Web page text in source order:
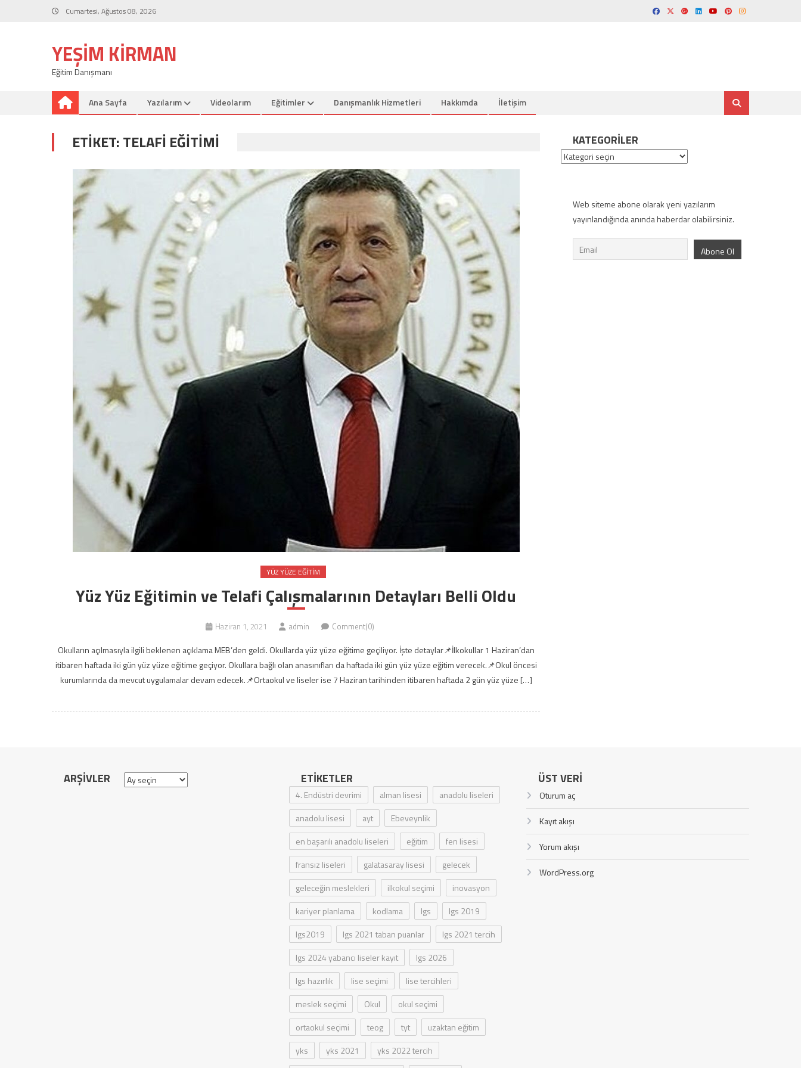
Cumartesi, Ağustos 08, 2026
YEŞIM KIRMAN
Eğitim Danışmanı
Ana Sayfa Yazılarım Videolarım Eğitimler Danışmanlık Hizmetleri Hakkımda İletişim
ETIKET:TELAFI EĞITIMI
YÜZ YÜZE EĞITIM
Yüz Yüz Eğitimin ve Telafi Çalışmalarının Detayları Belli Oldu
Haziran 1, 2021 admin Comment(0)
Okulların açılmasıyla ilgili beklenen açıklama MEB’den geldi. Okullarda yüz yüze eğitime geçiliyor. İşte detaylar📌İlkokullar 1 Haziran’dan
itibaren haftada iki gün yüz yüze eğitime geçiyor. Okullara bağlı olan anasınıfları da haftada iki gün yüz yüze eğitim verecek.📌Okul öncesi
kurumlarında da mevcut uygulamalar devam edecek.📌Ortaokul ve liseler ise 7 Haziran tarihinden itibaren haftada 2 gün yüz yüze […]
KATEGORILER
Kategoriler
Web siteme abone olarak yeni yazılarım
yayınlandığında anında haberdar olabilirsiniz.
ARŞIVLER Arşivler ETIKETLER
4. Endüstri devrimi alman lisesi
anadolu liseleri
anadolu lisesi
ayt
Ebeveynlik
en başarılı anadolu liseleri
eğitim
fen lisesi
fransız liseleri
galatasaray lisesi
gelecek
geleceğin meslekleri
ilkokul seçimi
inovasyon
kariyer planlama
kodlama lgs
lgs 2019
lgs2019
lgs 2021 taban puanlar
lgs 2021 tercih
lgs 2024 yabancı liseler kayıt
lgs 2026
lgs hazırlık
lise seçimi
lise tercihleri
meslek seçimi
Okul
okul seçimi
ortaokul seçimi
teog tyt
uzaktan eğitim
yks
yks 2021
yks 2022 tercih
ÜST VERI
Oturum aç
Kayıt akışı
Yorum akışı
WordPress.org